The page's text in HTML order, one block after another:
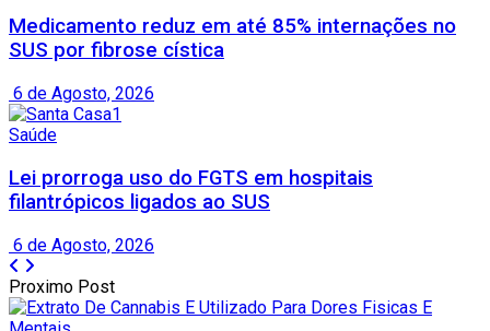
Medicamento reduz em até 85% internações no
SUS por fibrose cística
6 de Agosto, 2026
Saúde
Lei prorroga uso do FGTS em hospitais
filantrópicos ligados ao SUS
6 de Agosto, 2026
Proximo Post